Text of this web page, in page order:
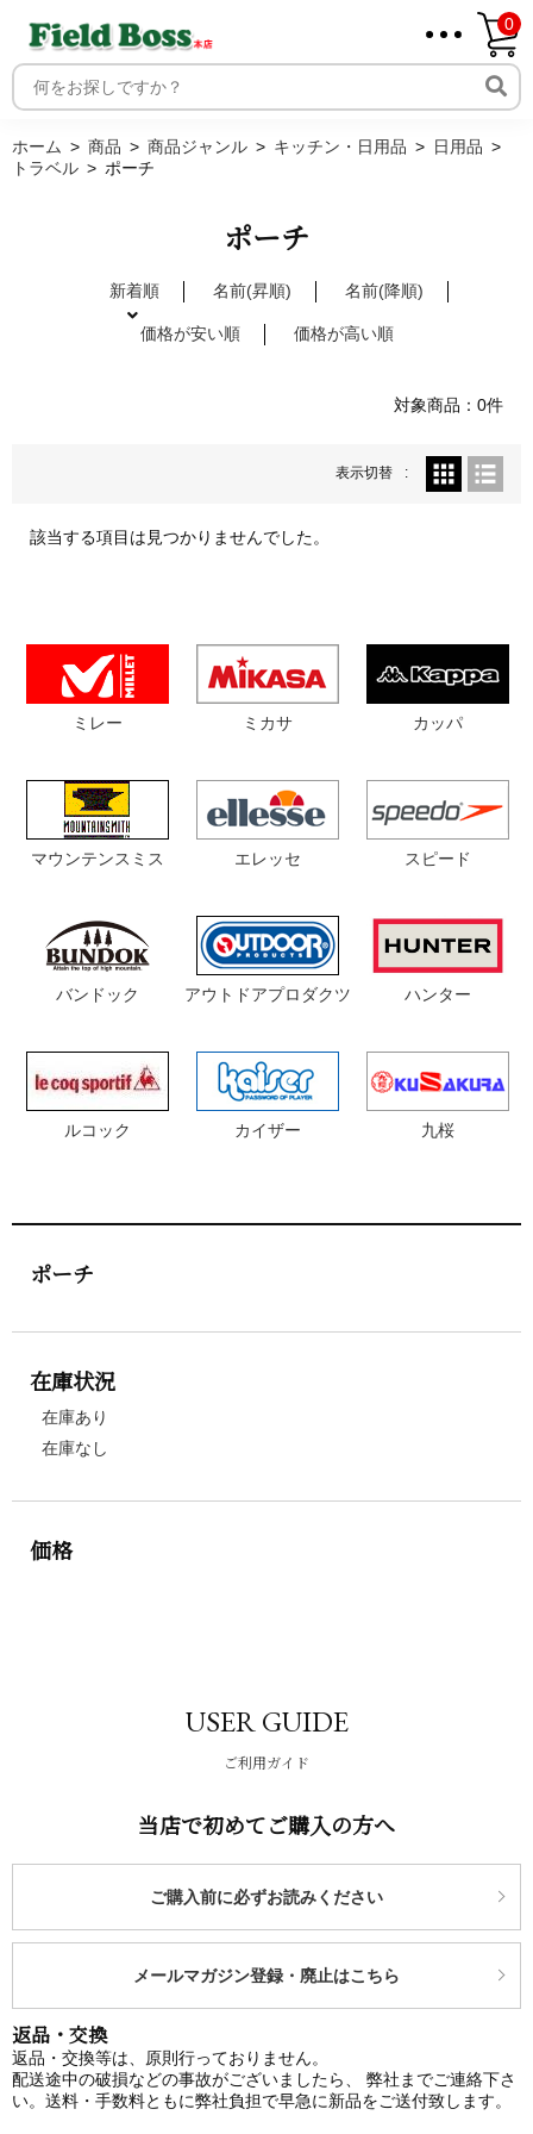
ホーム
ご利用案内
0
ホーム 商品 商品ジャンル キッチン・日用品
日用品
トラベル
ポーチ
ポーチ
新着順 名前(昇順) 名前(降順)
価格が安い順 価格が高い順
対象商品：0件
表示切替
該当する項目は見つかりませんでした。
ミレー
マウンテンスミス
バンドック
ルコック
ミカサ
エレッセ
アウトドアプロダクツ
カイザー
カッパ
スピード
ハンター
九桜
ポーチ
在庫状況
在庫あり
在庫なし
価格
USER GUIDE
ご利用ガイド
当店で初めてご購入の方へ
ご購入前に必ずお読みください
メールマガジン登録・廃止はこちら
返品・交換
返品・交換等は、原則行っておりません。
配送途中の破損などの事故がございましたら、 弊社までご連絡下さ
い。送料・手数料ともに弊社負担で早急に新品をご送付致します。